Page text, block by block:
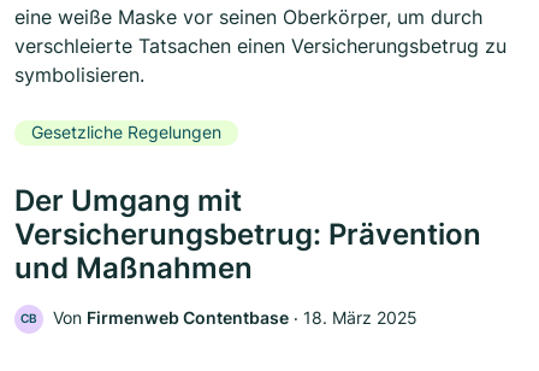
Gesetzliche Regelungen
Der Umgang mit
Versicherungsbetrug: Prävention
und Maßnahmen
CB Von Firmenweb Contentbase ‧ 18. März 2025